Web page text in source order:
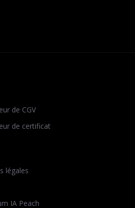
de CGV
de certificat
légales
IA Peach